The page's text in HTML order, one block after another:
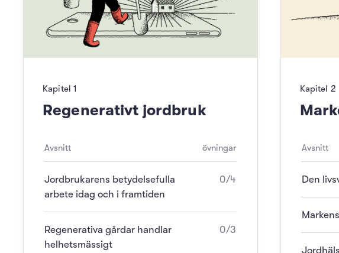
Kapitel 1
Regenerativt jordbruk
Avsnitt övningar
Jordbrukarens betydelsefulla
arbete idag och i framtiden
0/4
Regenerativa gårdar handlar
helhetsmässigt
0/3
Kapitel 2
Avsnitt
Den